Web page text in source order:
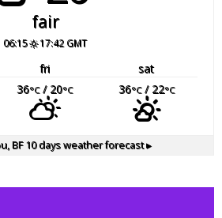
fair
06:15 17:42 GMT
fri
sat
36°C/ 20°C 36°C/ 22°C
BF10 days weather forecast ▸